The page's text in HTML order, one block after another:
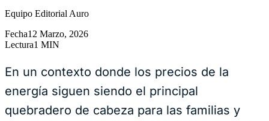
Equipo Editorial Auro
Fecha12 Marzo, 2026
Lectura1 MIN
En un contexto donde los precios de la
energía siguen siendo el principal
quebradero de cabeza para las familias y